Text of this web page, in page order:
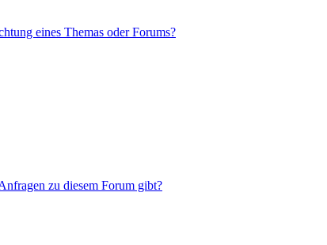
eines Themas oder Forums?
zu diesem Forum gibt?